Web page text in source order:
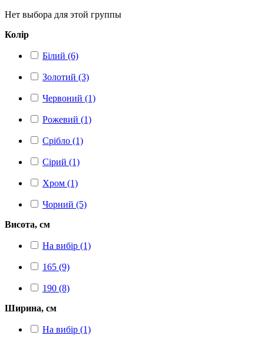
Нет выбора для этой группы
Колір
Білий (6)
Золотий (3)
Червоний (1)
Рожевий (1)
Срібло (1)
Сірий (1)
Хром (1)
Чорний (5)
Висота, см
На вибір (1)
165 (9)
190 (8)
Ширина, см
На вибір (1)